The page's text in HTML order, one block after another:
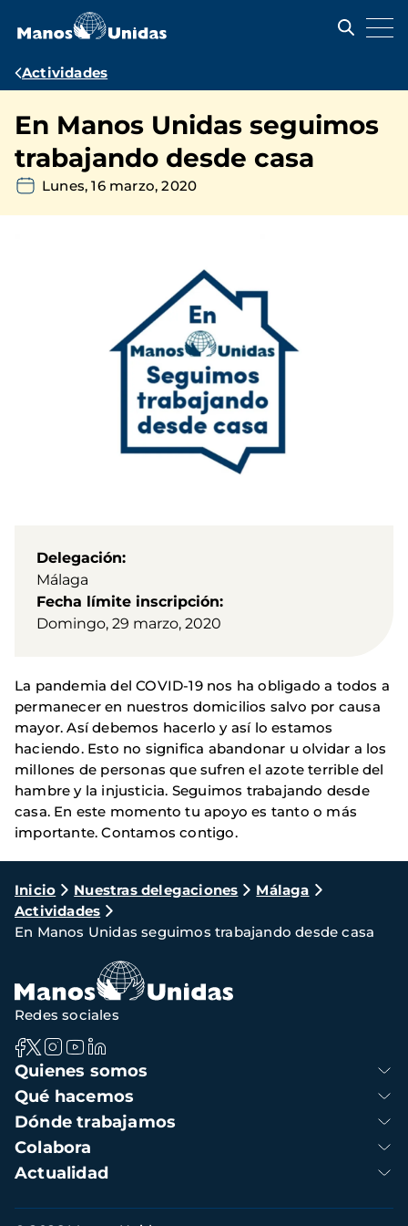
contenido
Ruta
navegación
Actividades
En Manos Unidas seguimos
trabajando desde casa
Lunes, 16 marzo, 2020
Delegación
Málaga
Fecha límite inscripción
Domingo, 29 marzo, 2020
La pandemia del COVID-19 nos ha obligado a todos a
permanecer en nuestros domicilios salvo por causa
mayor. Así debemos hacerlo y así lo estamos
haciendo. Esto no significa abandonar u olvidar a los
millones de personas que sufren el azote terrible del
hambre y la injusticia. Seguimos trabajando desde
casa. En este momento tu apoyo es tanto o más
importante. Contamos contigo.
Ruta
de
navegación
Inicio Nuestras delegaciones
Málaga
Actividades
En Manos Unidas seguimos trabajando desde casa
Navegación
principal
Quienes somos
Qué hacemos
Dónde trabajamos
Colabora
Actualidad
Redes sociales